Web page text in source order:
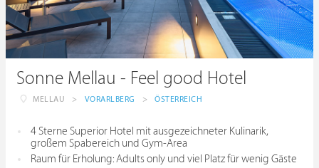
Sonne Mellau - Feel good Hotel
MELLAU > VORARLBERG > ÖSTERREICH
4 Sterne Superior Hotel mit ausgezeichneter Kulinarik,
großem Spabereich und Gym-Area
Raum für Erholung: Adults only und viel Platz für wenig Gäste